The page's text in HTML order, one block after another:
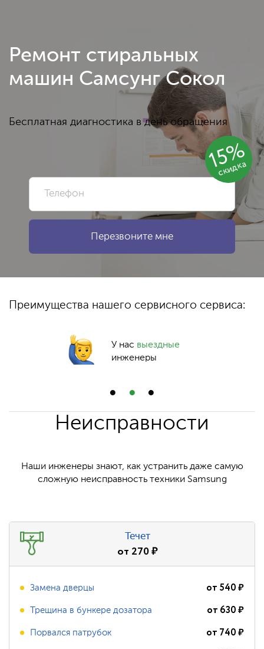
15%
скидка
Ремонт стиральных
машин Самсунг Сокол
Бесплатная диагностика в день обращения
Преимущества нашего сервисного сервиса:
У нас выездные
инженеры
Неисправности
Наши инженеры знают, как устранить даже самую
сложную неисправность техники Samsung
Течет
от 270₽
Замена дверцы от 540₽
Трещина в бункере дозатора от 630₽
Порвался патрубок от 740₽